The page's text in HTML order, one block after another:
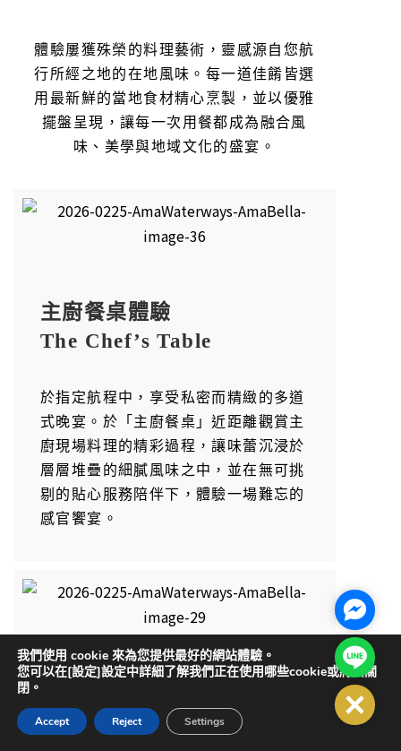
體驗屢獲殊榮的料理藝術，靈感源自您航
行所經之地的在地風味。每一道佳餚皆選
用最新鮮的當地食材精心烹製，並以優雅
擺盤呈現，讓每一次用餐都成為融合風
味、美學與地域文化的盛宴。
主廚餐桌體驗
The Chef’s Table
於指定航程中，享受私密而精緻的多道
式晚宴。於「主廚餐桌」近距離觀賞主
廚現場料理的精彩過程，讓味蕾沉浸於
層層堆疊的細膩風味之中，並在無可挑
剔的貼心服務陪伴下，體驗一場難忘的
感官饗宴。
我們使用 cookie 來為您提供最好的網站體驗。
您可以在[設定]設定中詳細了解我們正在使用哪些cookie或將其關
閉。
Accept Reject Settings
Line@
Close